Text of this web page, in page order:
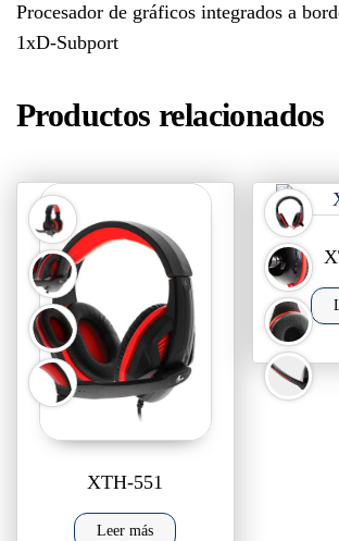
Procesador de gráficos integrados a
1xD-Subport
Productos relacionados
XTH-551
Leer más